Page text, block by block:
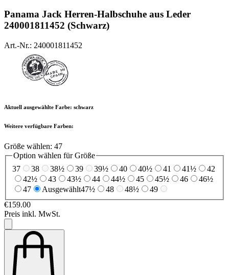
Panama Jack Herren-Halbschuhe aus Leder
240001811452 (Schwarz)
Art.-Nr.: 240001811452
Aktuell ausgewählte Farbe: schwarz
Weitere verfügbare Farben:
Größe wählen: 47
Option wählen für Größe
37
38 38½ 39 39½ 40 40½ 41 41½
42
42½
43 43½ 44 44½ 45 45½ 46
46½
47
Ausgewählt47½ 48 48½
49
€159.00
Preis inkl. MwSt.